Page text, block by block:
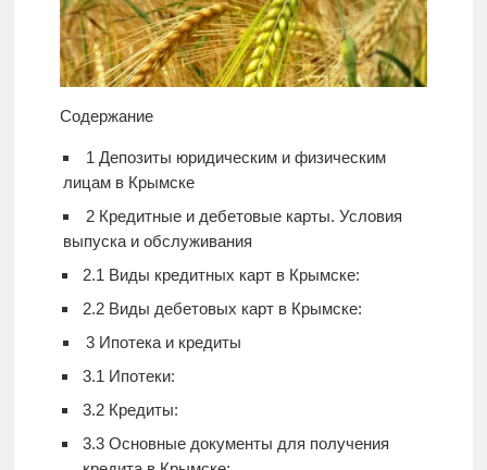
Содержание
1 Депозиты юридическим и физическим
лицам в Крымске
2Кредитные и дебетовые карты. Условия
выпуска и обслуживания
2.1 Виды кредитных карт в Крымске:
2.2Виды дебетовых карт в Крымске:
3Ипотека и кредиты
3.1 Ипотеки:
3.2Кредиты:
3.3Основные документы для получения